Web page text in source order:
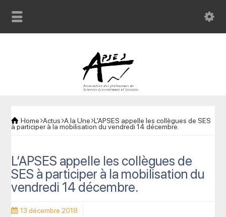
Home Actus A la Une L'APSES appelle les collègues de SES
à participer à la mobilisation du vendredi 14 décembre.
L’APSES appelle les collègues de
SES à participer à la mobilisation du
vendredi 14 décembre.
13 décembre 2018